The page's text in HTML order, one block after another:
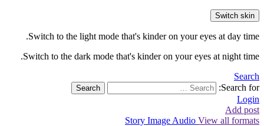
Switch skin
Switch to the light mode that's kinder on your eyes at day time.
Switch to the dark mode that's kinder on your eyes at night time.
Search
Search for:
Search
Login
Add post
Story Image Audio View all formats